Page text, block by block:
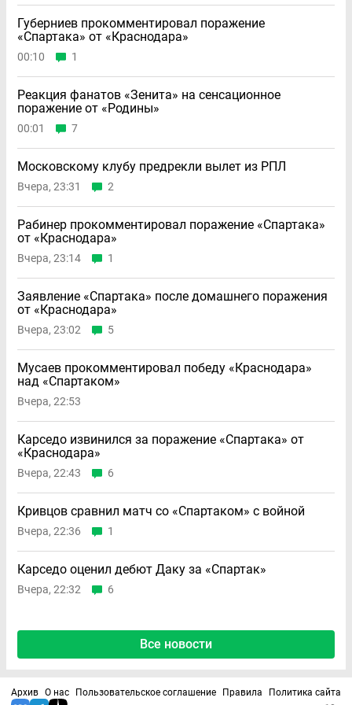
Губерниев прокомментировал поражение
«Спартака» от «Краснодара»
00:10 1
Реакция фанатов «Зенита» на сенсационное
поражение от «Родины»
00:01 7
Московскому клубу предрекли вылет из РПЛ
Вчера, 23:31 2
Рабинер прокомментировал поражение «Спартака»
от «Краснодара»
Вчера, 23:14 1
Заявление «Спартака» после домашнего поражения
от «Краснодара»
Вчера, 23:02 5
Мусаев прокомментировал победу «Краснодара»
над «Спартаком»
Вчера, 22:53
Карседо извинился за поражение «Спартака» от
«Краснодара»
Вчера, 22:43 6
Кривцов сравнил матч со «Спартаком» с войной
Вчера, 22:36 1
Карседо оценил дебют Даку за «Спартак»
Вчера, 22:32 6
Все новости
Архив О нас Пользовательское соглашение Правила
Политика сайта